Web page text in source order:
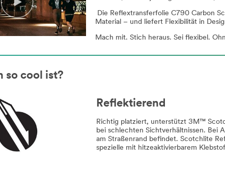
Die Reflextransferfolie C790 Carbon
Material – und liefert Flexibilität in
Mach mit. Stich heraus. Sei flexibel.
so cool ist?
Reflektierend
Richtig platziert, unterstützt 3M™
bei schlechten Sichtverhältnissen. Bei
am Straßenrand befindet. Scotchlite
spezielle mit hitzeaktivierbarem